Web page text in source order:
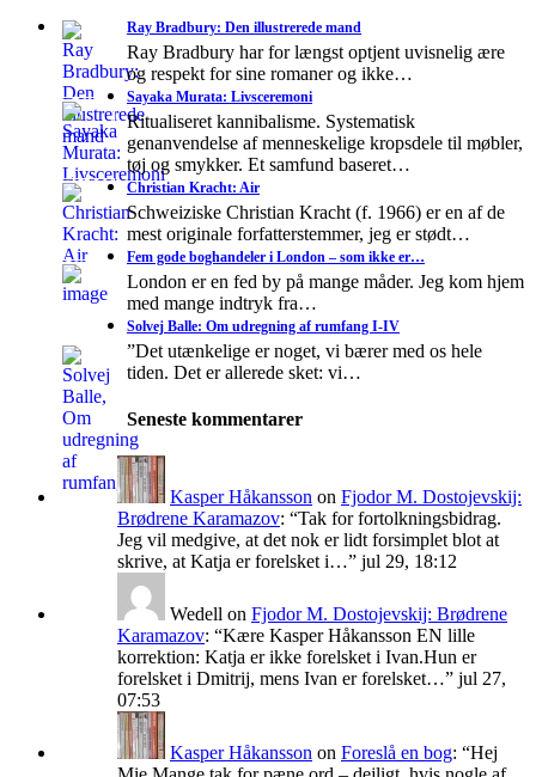
Ray Bradbury: Den illustrerede mand
Ray Bradbury har for længst optjent uvisnelig ære
og respekt for sine romaner og ikke…
Sayaka Murata: Livsceremoni
Ritualiseret kannibalisme. Systematisk
genanvendelse af menneskelige kropsdele til møbler,
tøj og smykker. Et samfund baseret…
Christian Kracht: Air
Schweiziske Christian Kracht (f. 1966) er en af de
mest originale forfatterstemmer, jeg er stødt…
Fem gode boghandeler i London – som ikke er…
London er en fed by på mange måder. Jeg kom hjem
med mange indtryk fra…
Solvej Balle: Om udregning af rumfang I-IV
”Det utænkelige er noget, vi bærer med os hele
tiden. Det er allerede sket: vi…
Seneste kommentarer
Kasper Håkansson on Fjodor M. Dostojevskij:
Brødrene Karamazov: “Tak for fortolkningsbidrag.
Jeg vil medgive, at det nok er lidt forsimplet blot at
skrive, at Katja er forelsket i…” jul 29, 18:12
Wedell on Fjodor M. Dostojevskij: Brødrene
Karamazov: “Kære Kasper Håkansson EN lille
korrektion: Katja er ikke forelsket i Ivan.Hun er
forelsket i Dmitrij, mens Ivan er forelsket…” jul 27,
07:53
Kasper Håkansson on Foreslå en bog: “Hej